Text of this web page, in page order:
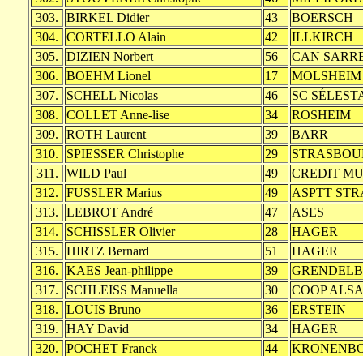
303.
BIRKEL Didier 43
BOERSCH
304.
CORTELLO Alain 42
ILLKIRCH
305.
DIZIEN Norbert 56
CAN
306.
BOEHM Lionel 17
307.
SCHELL Nicolas 46
SC
308.
COLLET Anne-lise 34
ROSHEIM
309.
ROTH Laurent 39
BARR
310.
SPIESSER Christophe 29
311.
WILD Paul 49
CREDIT
312.
FUSSLER Marius 49
ASPTT
313.
LEBROT André 47
ASES
314.
SCHISSLER Olivier 28
HAGER
315.
HIRTZ Bernard 51
HAGER
316.
KAES Jean-philippe 39
317.
SCHLEISS Manuella 30
COOP
318.
LOUIS Bruno 36
ERSTEIN
319.
HAY David 34
HAGER
320.
POCHET Franck 44